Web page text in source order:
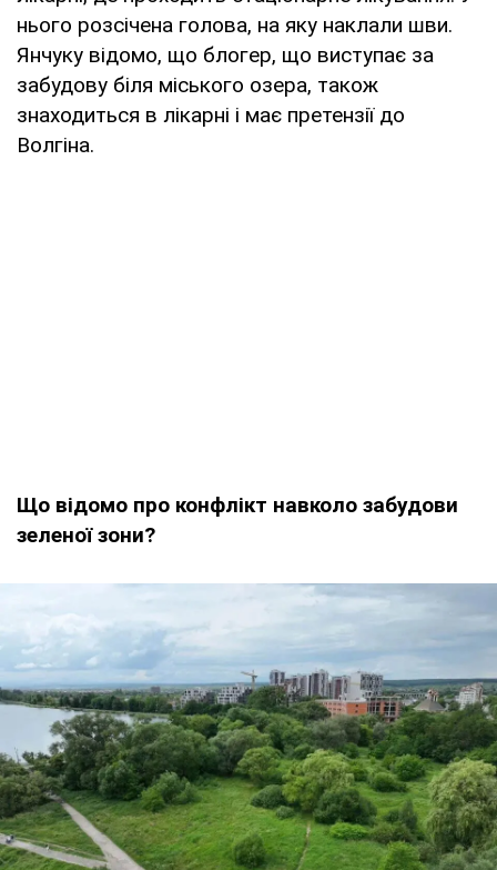
нього розсічена голова, на яку наклали шви.
Янчуку відомо, що блогер, що виступає за
забудову біля міського озера, також
знаходиться в лікарні і має претензії до
Волгіна.
Що відомо про конфлікт навколо забудови
зеленої зони?